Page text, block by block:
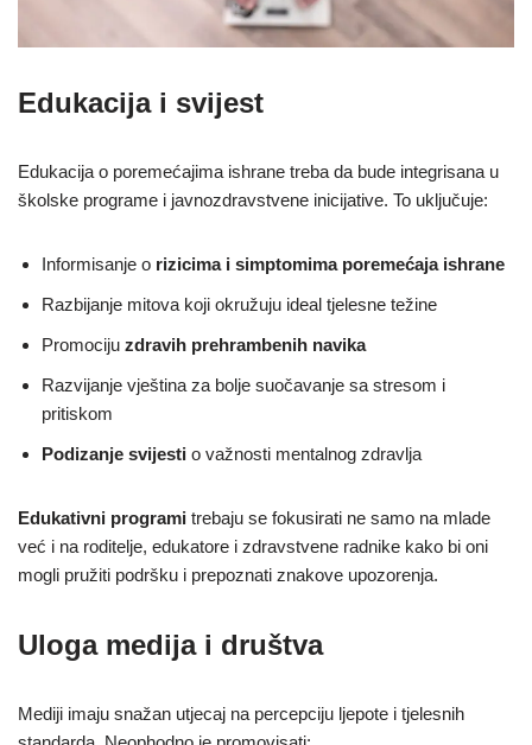
Edukacija i svijest
Edukacija o poremećajima ishrane treba da bude integrisana u
školske programe i javnozdravstvene inicijative. To uključuje:
Informisanje o rizicima i simptomima poremećaja ishrane
Razbijanje mitova koji okružuju ideal tjelesne težine
Promociju zdravih prehrambenih navika
Razvijanje vještina za bolje suočavanje sa stresom i
pritiskom
Podizanje svijesti o važnosti mentalnog zdravlja
Edukativni programi trebaju se fokusirati ne samo na mlade
već i na roditelje, edukatore i zdravstvene radnike kako bi oni
mogli pružiti podršku i prepoznati znakove upozorenja.
Uloga medija i društva
Mediji imaju snažan utjecaj na percepciju ljepote i tjelesnih